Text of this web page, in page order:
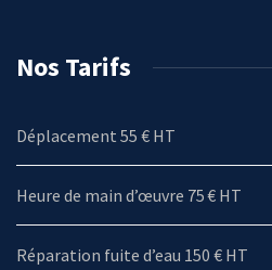
Nos Tarifs
Déplacement 55 € HT
Heure de main d’œuvre 75 € HT
Réparation fuite d’eau 150 € HT